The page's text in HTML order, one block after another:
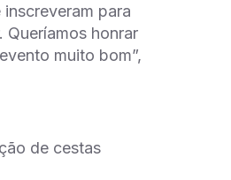
para
Queríamos honrar
muito bom”,
de cestas